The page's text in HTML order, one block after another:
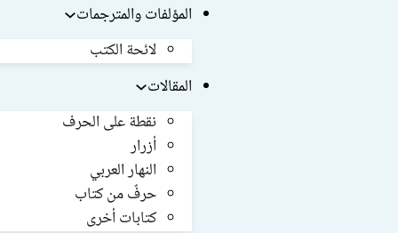
المؤلفات والمترجمات
لائحة الكتب
المقالات
نقطة على الحرف
أزرار
النهار العربي
حرفٌ من كتاب
كتابات أخرى